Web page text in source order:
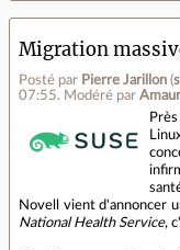
Migration
Posté par Pierre Jarillon (
07:55. Modéré par
Novell vient d'annoncer
National Health Service,